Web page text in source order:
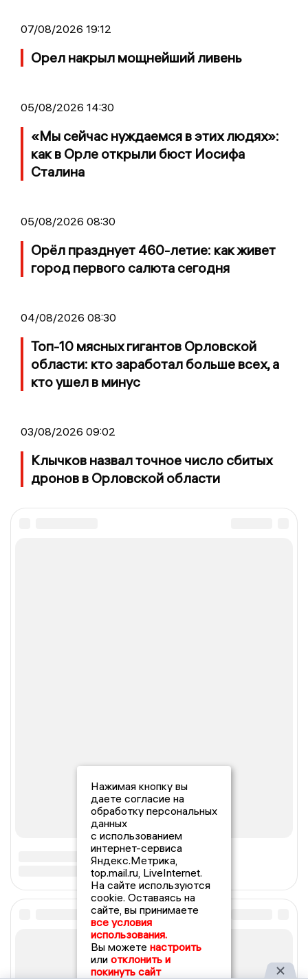
07/08/2026 19:12
Орел накрыл мощнейший ливень
05/08/2026 14:30
«Мы сейчас нуждаемся в этих людях»:
как в Орле открыли бюст Иосифа
Сталина
05/08/2026 08:30
Орёл празднует 460-летие: как живет
город первого салюта сегодня
04/08/2026 08:30
Топ-10 мясных гигантов Орловской
области: кто заработал больше всех, а
кто ушел в минус
03/08/2026 09:02
Клычков назвал точное число сбитых
дронов в Орловской области
Нажимая кнопку вы
даете согласие на
обработку персональных
данных
с использованием
интернет-сервиса
Яндекс.Метрика,
top.mail.ru, LiveInternet.
На сайте используются
cookie. Оставаясь на
сайте, вы принимаете
все условия
использования.
Вы можете настроить
или отклонить и
покинуть сайт